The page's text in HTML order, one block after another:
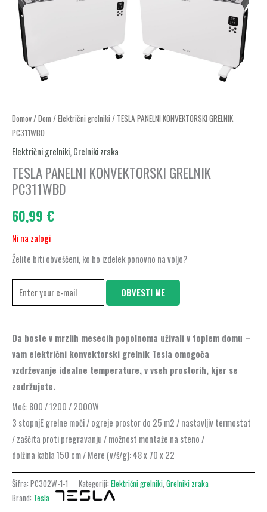
Domov/Dom /Električni grelniki / TESLA PANELNI KONVEKTORSKI GRELNIK
PC311WBD
Električni grelniki, Grelniki zraka
TESLA PANELNI KONVEKTORSKI GRELNIK
PC311WBD
60,99 €
Ni na zalogi
Želite biti obveščeni, ko bo izdelek ponovno na voljo?
OBVESTI ME
Da boste v mrzlih mesecih popolnoma uživali v toplem domu –
vam električni konvektorski grelnik Tesla omogoča
vzdrževanje idealne temperature, v vseh prostorih, kjer se
zadržujete.
Moč: 800 / 1200 / 2000W
3 stopnjE grelne moči / ogreje prostor do 25 m2 / nastavljiv termostat
/ zaščita proti pregravanju / možnost montaže na steno /
dolžina kabla 150 cm / Mere (v/š/g): 48 x 70 x 22
Šifra: PC302W-1-1 Kategoriji: Električni grelniki, Grelniki zraka
Brand: Tesla